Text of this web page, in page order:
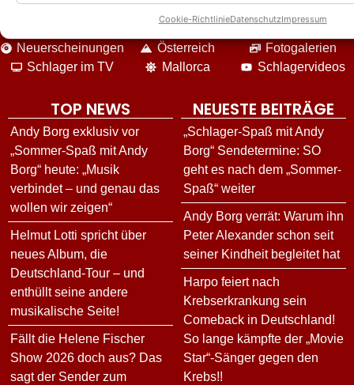
Cookie-RichtlinieDatenschutzImpressum
Neuerscheinungen
Schlager im TV
Österreich
Mallorca
Star-Biografien
Fotogalerien
Schlagervideos
TOP NEWS
Andy Borg exklusiv vor
„Sommer-Spaß mit Andy
Borg“ heute: „Musik
verbindet – und genau das
wollen wir zeigen“
Helmut Lotti spricht über
neues Album, die
Deutschland-Tour – und
enthüllt seine andere
musikalische Seite!
Fällt die Helene Fischer
Show 2026 doch aus? Das
sagt der Sender zum
NEUESTE BEITRÄGE
„Schlager-Spaß mit Andy
Borg“ Sendetermine: SO
geht es nach dem „Sommer-
Spaß“ weiter
Andy Borg verrät: Warum ihn
Peter Alexander schon seit
seiner Kindheit begleitet hat
Harpo feiert nach
Krebserkrankung sein
Comeback in Deutschland!
So lange kämpfte der „Movie
Star“-Sänger gegen den
Krebs!!